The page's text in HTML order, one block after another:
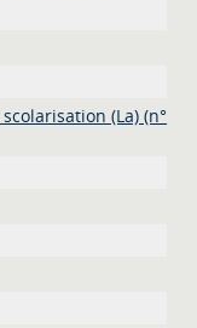
(La) (n°